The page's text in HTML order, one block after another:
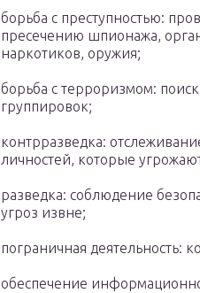
борьба с преступностью:
пресечению шпионажа,
наркотиков, оружия;
борьба с терроризмом:
группировок;
контрразведка:
личностей, которые
разведка: соблюдение
угроз извне;
пограничная деятельность:
обеспечение